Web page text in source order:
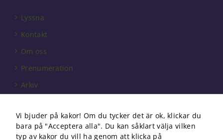
Lyssna
Kontakt
Om oss
Prenumeration
Arkiv
Förbundet
Om cookies
Vi bjuder på kakor! Om du tycker det är ok, klickar du
bara på "Acceptera alla". Du kan såklart välja vilken
typ av kakor du vill ha genom att klicka på